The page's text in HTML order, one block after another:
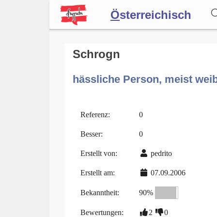
Österreichisch
Forum
Blog
Schrogn
hässliche Person, meist
Referenz: 0
Besser: 0
Erstellt von: pedrito
Erstellt am: 07.09.2006
Bekanntheit: 90%
Bewertungen: 2 0